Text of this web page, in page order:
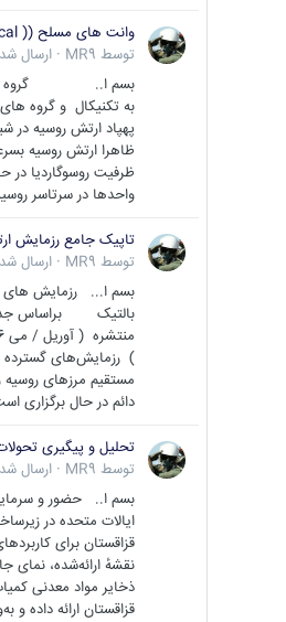
وانت های مسلح (( The Technical ))
توسط MR9
· ارسال
بسم ا.. گروه
به تکنیکال و گروه
پهپاد ارتش روسیه در
ظاهرا ارتش روسیه
ظرفیت روسوگاردیا
واحدها در سرتاسر
تاپیک جامع رزمایش
توسط MR9
· ارسال
بسم ا... رزمایش های
بالتیک براساس
) رزمایش‌های گسترده
مستقیم مرزهای
دائم در حال برگزاری
توسط MR9
· ارسال
بسم ا.. حضور و
ایالات متحده در
قزاقستان برای
نقشهٔ ارائه‌شده، نمای
ذخایر مواد معدنی
قزاقستان ارائه داده